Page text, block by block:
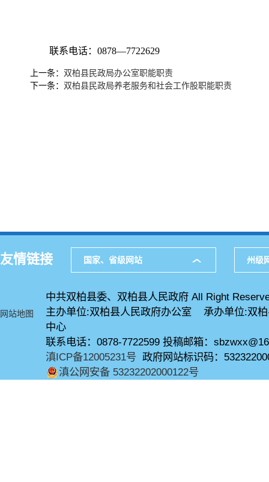
联系电话：0878—7722629
上一条： 双柏县民政局办公室职能职责
下一条： 双柏县民政局养老服务和社会工作股职能职责
友情链接 国家、省级网站 州级
网站地图
中共双柏县委、双柏县人民政府 All Right
主办单位:双柏县人民政府办公室 承办单位:双
中心
联系电话：0878-7722599 投稿邮箱：
滇ICP备12005231号 政府网站标识码：
滇公网安备 53232202000122号